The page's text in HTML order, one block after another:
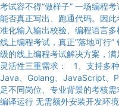
考试容不得“做样子” 一场编程
能否真正写出、跑通代码。因
准化输入输出校验、编程语言
线上编程考试，真正“落地可行
级的线上编程考试解决方案，满
灵活性三重需求： 1、支持多
Java、Golang、JavaScript、
足不同岗位、专业背景的考核
编译运行 无需额外安装开发环